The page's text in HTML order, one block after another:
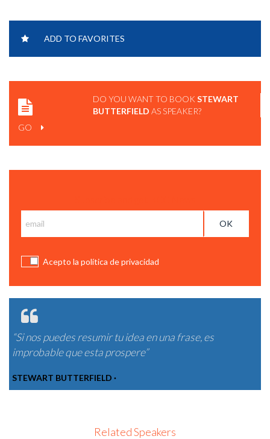
ADD TO FAVORITES
DO YOU WANT TO BOOKSTEWART
BUTTERFIELD AS SPEAKER?
GO
Acepto la política de privacidad
“Si nos puedes resumir tu idea en una frase, es
improbable que esta prospere”
STEWART BUTTERFIELD ·
Related Speakers